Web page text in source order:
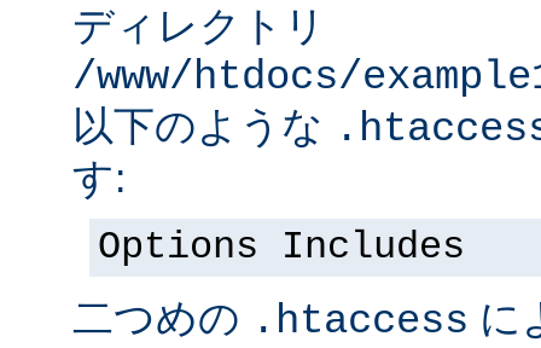
ディレクトリ
/www/htdocs/
以下のような
す:
Options Includes
二つめの .htaccess に